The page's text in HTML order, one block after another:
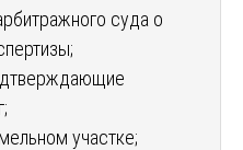
суда о
участке;